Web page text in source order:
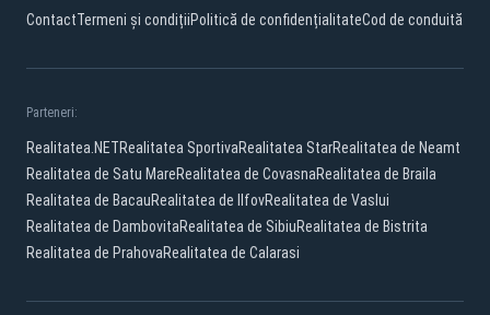
ContactTermeni și condițiiPolitică de confidențialitateCod de conduită
Parteneri:
Realitatea.NETRealitatea SportivaRealitatea StarRealitatea de Neamt
Realitatea de Satu MareRealitatea de CovasnaRealitatea de Braila
Realitatea de BacauRealitatea de IlfovRealitatea de Vaslui
Realitatea de DambovitaRealitatea de SibiuRealitatea de Bistrita
Realitatea de PrahovaRealitatea de Calarasi